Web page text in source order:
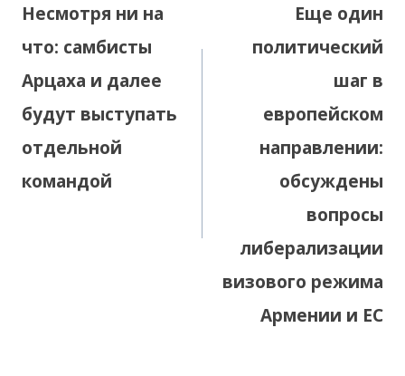
записям
Несмотря ни на
что: самбисты
Арцаха и далее
будут выступать
отдельной
командой
Еще один
политический
шаг в
европейском
направлении:
обсуждены
вопросы
либерализации
визового режима
Армении и ЕС